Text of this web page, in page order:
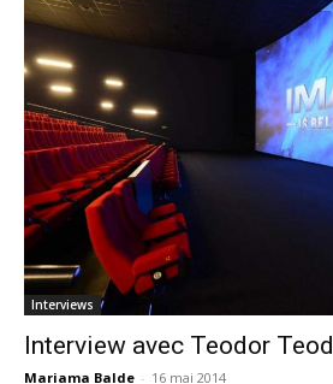
Interviews
Interview avec Teodor
Mariama Balde - 16 mai 2014